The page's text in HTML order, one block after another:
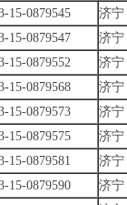
15-0879545
济宁
15-0879547
济宁
15-0879552
济宁
15-0879568
济宁
15-0879573
济宁
15-0879575
济宁
15-0879581
济宁
15-0879590
济宁